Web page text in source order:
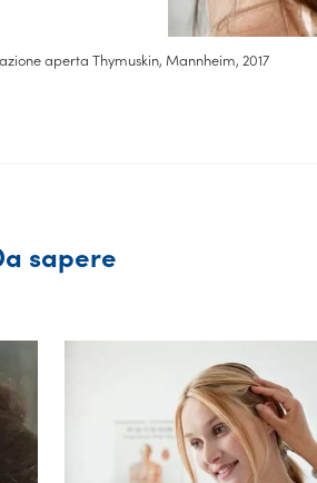
aperta Thymuskin, Mannheim, 2017
sapere